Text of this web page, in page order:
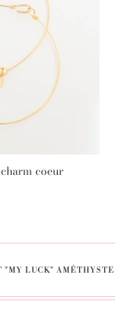
coeur
"MY LUCK" AMÉTHYSTE